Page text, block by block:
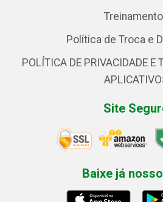
Política de Troca e
POLÍTICA DE PRIVACIDADE E
Site
Baixe já